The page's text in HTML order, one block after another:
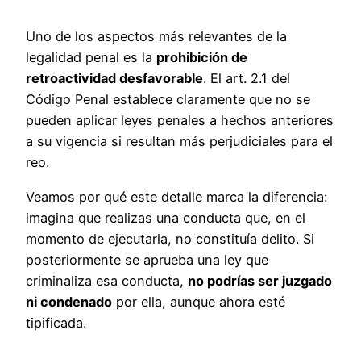
Uno de los aspectos más relevantes de la
legalidad penal es la prohibición de
retroactividad desfavorable. El art. 2.1 del
Código Penal establece claramente que no se
pueden aplicar leyes penales a hechos anteriores
a su vigencia si resultan más perjudiciales para el
reo.
Veamos por qué este detalle marca la diferencia:
imagina que realizas una conducta que, en el
momento de ejecutarla, no constituía delito. Si
posteriormente se aprueba una ley que
criminaliza esa conducta, no podrías ser juzgado
ni condenado por ella, aunque ahora esté
tipificada.